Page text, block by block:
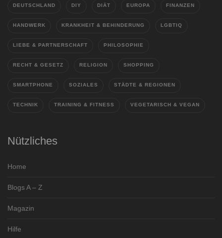
DEUTSCHLAND DIY DIÄT EUROPA FINANZEN
HANDWERK KRANKHEIT & BEHINDERUNG LGBTIQ
LIEBE & PARTNERSCHAFT PHILOSOPHIE
RECHT & GESETZ RELIGION SHOPPING
SMARTPHONE SOZIALES STÄDTE & REGIONEN
TECHNIK TRAINING & FITNESS VEGETARISCH & VEGAN
Nützliches
Home
Blogs A – Z
Magazin
Hilfe